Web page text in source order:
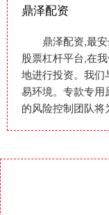
鼎泽配资
鼎泽配资,最
股票杠杆平台,在
地进行投资。我们
易环境。专款专用
的风险控制团队将